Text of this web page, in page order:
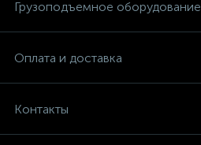
Грузоподъемное оборудование
Оплата и доставка
Контакты